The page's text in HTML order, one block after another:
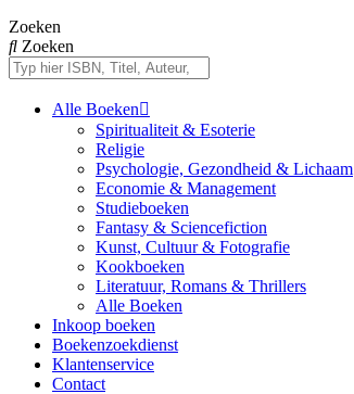
Zoeken
Zoeken
Alle Boeken
Spiritualiteit & Esoterie
Religie
Psychologie, Gezondheid & Lichaam
Economie & Management
Studieboeken
Fantasy & Sciencefiction
Kunst, Cultuur & Fotografie
Kookboeken
Literatuur, Romans & Thrillers
Alle Boeken
Inkoop boeken
Boekenzoekdienst
Klantenservice
Contact